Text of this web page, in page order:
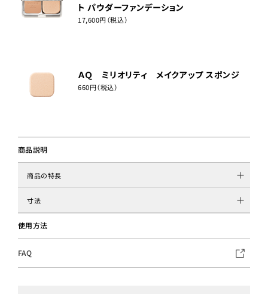
ト パウダーファンデーション
17,600円（税込）
ＡＱ ミリオリティ メイクアップ スポンジ
660円（税込）
商品説明
商品の特長
寸法
使用方法
FAQ